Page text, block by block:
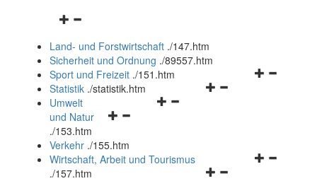
Navigationsmenü
und
schließen
Land- und Forstwirtschaft ./147.htm
Sicherheit und Ordnung ./89557.htm
Navigationsmenü
Sport und Freizeit ./151.htm
Navigationsmenü
Statistik ./statistik.htm
Navigationsmenü
und
schließen
Umwelt
und Natur
./153.htm
Verkehr ./155.htm
Navigationsmenü
Wirtschaft, Arbeit und Tourismus
./157.htm